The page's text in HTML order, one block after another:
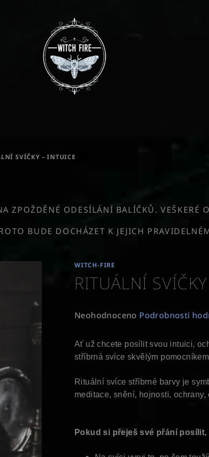
SVÍČKY – INTUICE
ZPOŽDĚNÉ ODESÍLÁNÍ BALÍČKŮ. VEŠKERÉ
BUDE DOCHÁZET K JEJICH
WITCH-FIRE
RITUÁLNÍ
Průměrné
produktu
je
0,0
z
5
hvězdiček.
Neohodnoceno Podrobnosti
Ať už chcete posílit svou intuici,
stříbrná svíce skvělým
Rituální svíce stříbrné barvy je
meditace, snění, hojnosti,
Pokud si přeješ své přání posílit,